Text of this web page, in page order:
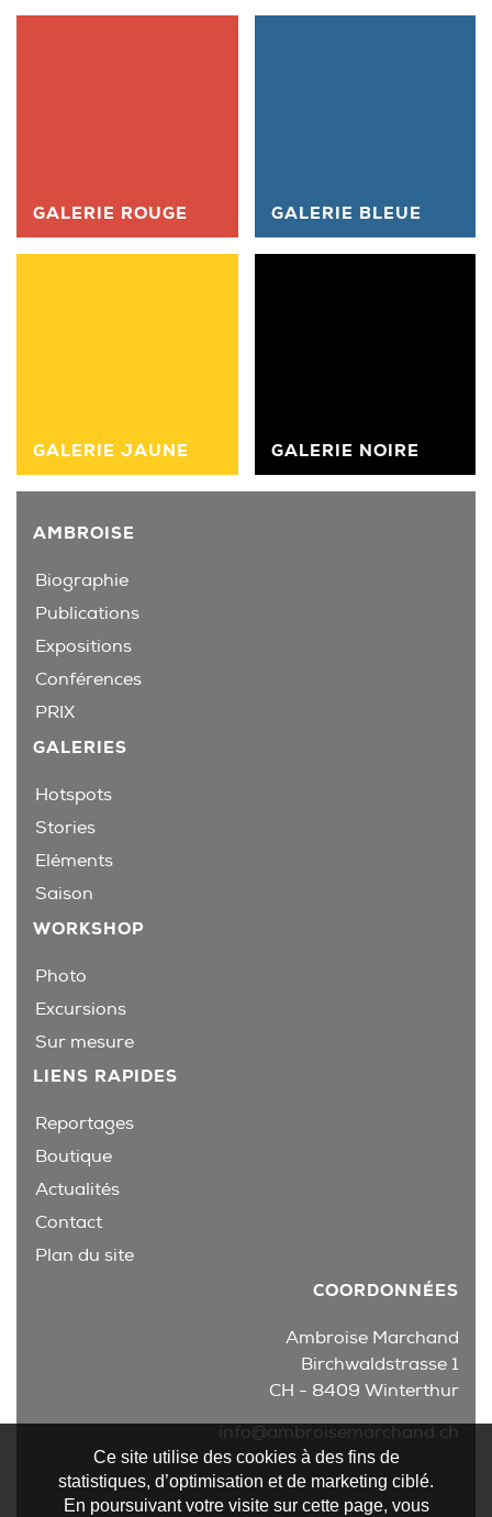
GALERIE ROUGE GALERIE BLEUE
GALERIE JAUNE GALERIE NOIRE
AMBROISE
Biographie
Publications
Expositions
Conférences
PRIX
GALERIES
Hotspots
Stories
Eléments
Saison
WORKSHOP
Photo
Excursions
Sur mesure
LIENS RAPIDES
Reportages
Boutique
Actualités
Contact
Plan du site
COORDONNÉES
Ambroise Marchand
Birchwaldstrasse 1
CH - 8409 Winterthur
info@ambroisemarchand.ch
Ce site utilise des cookies à des fins de
statistiques, d’optimisation et de marketing ciblé.
En poursuivant votre visite sur cette page, vous